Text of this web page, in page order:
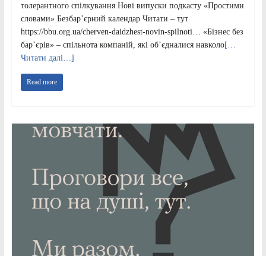
толерантного спілкування Нові випуски подкасту «Простими
словами» Безбар’єрний календар Читати – тут
https://bbu.org.ua/cherven-daidzhest-novin-spilnoti… «Бізнес без
бар’єрів» – спільнота компаній, які об’єдналися навколо[…
Читати далі…]
Read more